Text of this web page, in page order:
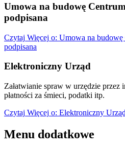
Umowa na budowę
podpisana
Czytaj Więcej o: Umowa na
podpisana
Elektroniczny Urząd
Załatwianie spraw w urzędzie przez
płatności za śmieci, podatki itp.
Czytaj Więcej o: Elektroniczny Urząd
Menu dodatkowe